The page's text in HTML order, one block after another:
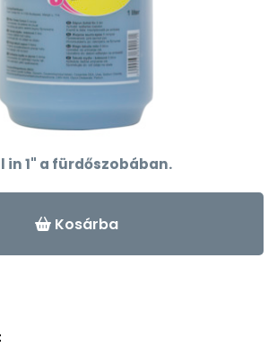
in 1" a fürdőszobában.
Kosárba